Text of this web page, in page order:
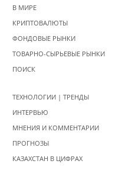
В МИРЕ
КРИПТОВАЛЮТЫ
ФОНДОВЫЕ РЫНКИ
ТОВАРНО-СЫРЬЕВЫЕ РЫНКИ
ПОИСК
ТЕХНОЛОГИИ | ТРЕНДЫ
ИНТЕРВЬЮ
МНЕНИЯ И КОММЕНТАРИИ
ПРОГНОЗЫ
КАЗАХСТАН В ЦИФРАХ